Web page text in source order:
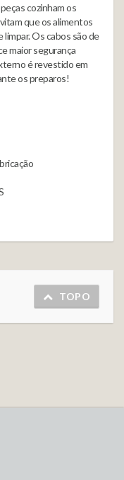
cozinham os
que os alimentos
Os cabos são de
maior segurança
é revestido em
os preparos!
TOPO